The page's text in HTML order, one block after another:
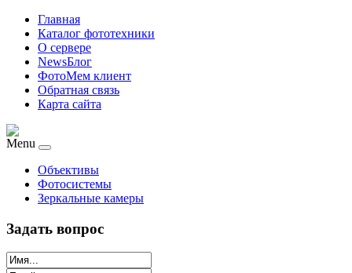
Главная
Каталог фототехники
О сервере
NewsБлог
ФотоМем клиент
Обратная связь
Карта сайта
Menu
Объективы
Фотосистемы
Зеркальные камеры
Задать вопрос